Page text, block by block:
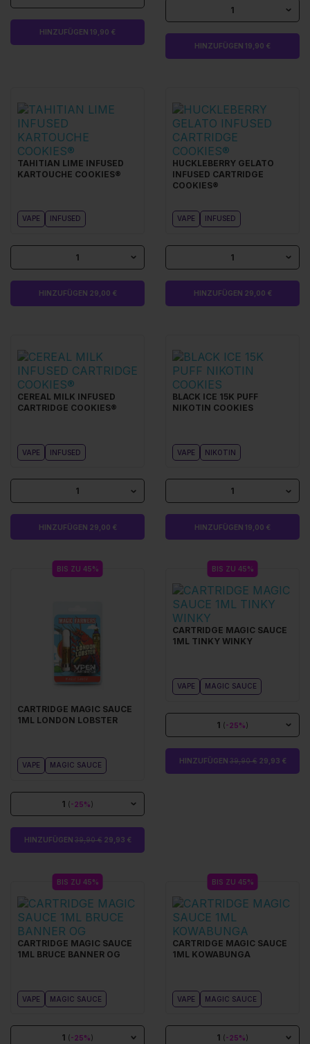
HINZUFÜGEN 19,90 €
1
HINZUFÜGEN 19,90 €
TAHITIAN LIME INFUSED
KARTOUCHE COOKIES®
VAPE INFUSED
1
HINZUFÜGEN 29,00 €
HUCKLEBERRY GELATO
INFUSED CARTRIDGE
COOKIES®
VAPE INFUSED
1
HINZUFÜGEN 29,00 €
CEREAL MILK INFUSED
CARTRIDGE COOKIES®
VAPE INFUSED
1
HINZUFÜGEN 29,00 €
BLACK ICE 15K PUFF
NIKOTIN COOKIES
VAPE NIKOTIN
1
HINZUFÜGEN 19,00 €
BIS ZU 45%
CARTRIDGE MAGIC SAUCE
1ML LONDON LOBSTER
VAPE MAGIC SAUCE
1 (-25%)
HINZUFÜGEN 39,90 € 29,93 €
BIS ZU 45%
CARTRIDGE MAGIC SAUCE
1ML TINKY WINKY
VAPE MAGIC SAUCE
1 (-25%)
HINZUFÜGEN 39,90 € 29,93 €
BIS ZU 45%
CARTRIDGE MAGIC SAUCE
1ML BRUCE BANNER OG
VAPE MAGIC SAUCE
1 (-25%)
BIS ZU 45%
CARTRIDGE MAGIC SAUCE
1ML KOWABUNGA
VAPE MAGIC SAUCE
1 (-25%)